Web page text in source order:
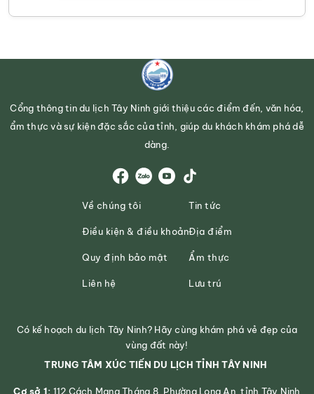
Cổng thông tin du lịch Tây Ninh giới thiệu các điểm đến, văn hóa,
ẩm thực và sự kiện đặc sắc của tỉnh, giúp du khách khám phá dễ
dàng.
Về chúng tôi
Điều kiện & điều khoản
Quy định bảo mật
Liên hệ
Tin tức
Địa điểm
Ẩm thực
Lưu trú
Có kế hoạch du lịch Tây Ninh? Hãy cùng khám phá vẻ đẹp của
vùng đất này!
TRUNG TÂM XÚC TIẾN DU LỊCH TỈNH TÂY NINH
Cơ sở 1: 112 Cách Mạng Tháng 8, Phường Long An, tỉnh Tây Ninh